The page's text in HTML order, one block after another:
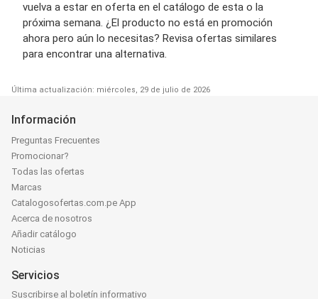
vuelva a estar en oferta en el catálogo de esta o la
próxima semana. ¿El producto no está en promoción
ahora pero aún lo necesitas? Revisa ofertas similares
para encontrar una alternativa.
Última actualización: miércoles, 29 de julio de 2026
Información
Preguntas Frecuentes
Promocionar?
Todas las ofertas
Marcas
Catalogosofertas.com.pe App
Acerca de nosotros
Añadir catálogo
Noticias
Servicios
Suscribirse al boletín informativo